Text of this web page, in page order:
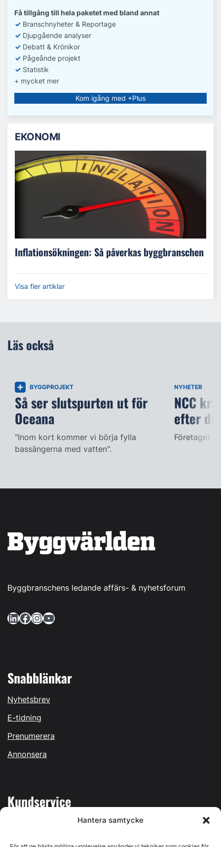
Hantera samtycke
Få tillgång till hela paketet med bland annat
✓ Branschnyheter & Reportage
✓ Djupgående analyser
✓ Debatt & Krönikor
✓ Pågeånde projekt
✓ Statistik
+ mycket mer
Kom igång med +Plus
EKONOMI
Inflationsökningen: Så påverkas byggbranschen
Visa fler artiklar
Läs också
BYGGPROJEKT
Så ser slutspurten ut för
Oceana
"Inom kort kommer vi börja fylla
bassängerna med vatten".
NYHETER
NCC
efter
Företaget
Byggbranschens ledande affärs- & nyhetsforum
LinkedIn Facebook InstagramYouTube
Snabblänkar
Nyhetsbrev
E-tidning
Prenumerera
Annonsera
Kundservice
Kontakta oss